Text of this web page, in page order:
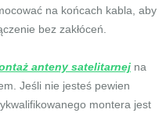
na końcach kabla, aby
bez zakłóceń.
anteny satelitarnej na
Jeśli nie jesteś pewien
montera jest